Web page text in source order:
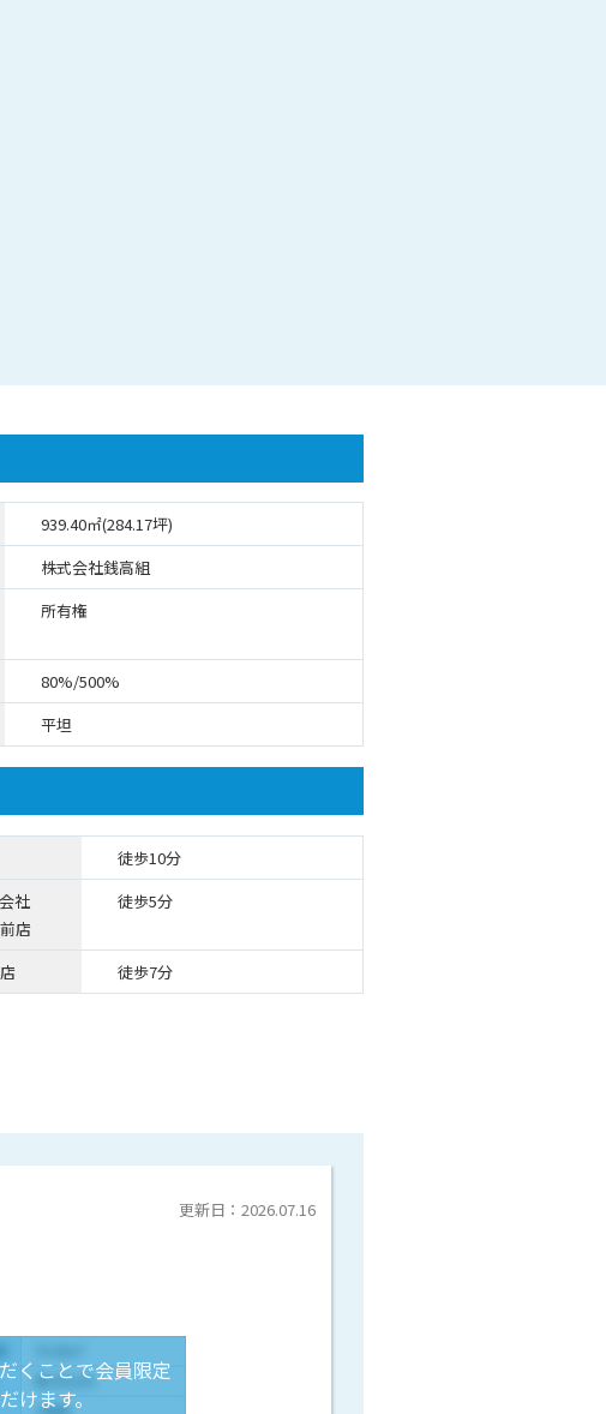
939.40㎡(284.17坪)
株式会社銭高組
所有権
80%/500%
平坦
徒歩10分
社
店
徒歩5分
徒歩7分
更新日：2026.07.16
くことで会員限定
けます。